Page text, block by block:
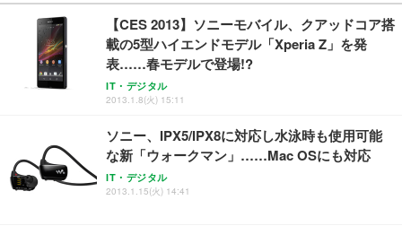
【CES 2013】ソニーモバイル、クアッドコア搭
載の5型ハイエンドモデル「Xperia Z」を発
表……春モデルで登場!?
IT・デジタル
2013.1.8(火) 15:11
ソニー、IPX5/IPX8に対応し水泳時も使用可能
な新「ウォークマン」……Mac OSにも対応
IT・デジタル
2013.1.15(火) 14:41